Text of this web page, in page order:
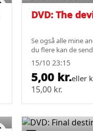
DVD: The
Se også alle mine
du flere kan de
fragt.
15/10 23:15
5,00 kr.eller
15,00 kr.